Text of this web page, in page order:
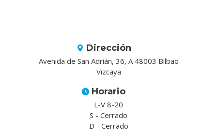
Dirección
Avenida de San Adrián, 36, A 48003 Bilbao
Vizcaya
Horario
L-V 8-20
S - Cerrado
D - Cerrado